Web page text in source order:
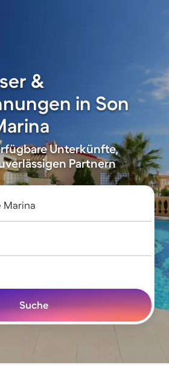
&
in Son
Unterkünfte,
Partnern
Suche